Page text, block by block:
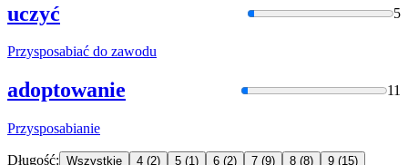
uczyć 5
Przysposabiać do zawodu
adoptowanie 11
Przysposabianie
Długość: Wszystkie 4 (2) 5 (1) 6 (2) 7 (9) 8 (8) 9 (15)